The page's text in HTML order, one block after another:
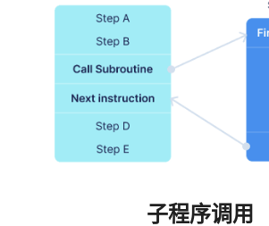
子程序调用